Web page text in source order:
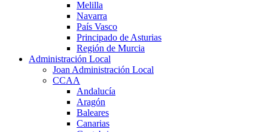
Melilla
Navarra
País Vasco
Principado de Asturias
Región de Murcia
Administración Local
Joan Administración Local
CCAA
Andalucía
Aragón
Baleares
Canarias